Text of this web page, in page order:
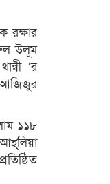
রক্ষার
উলূম
‘র
আজিজুর
১১৮